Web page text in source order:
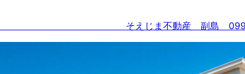
3 そえじま不動産 副島 0997-86-